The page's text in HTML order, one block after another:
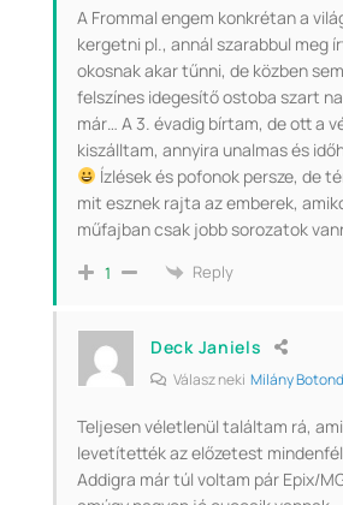
A Frommal engem konkrétan a
kergetni pl., annál szarabbul meg
okosnak akar tűnni, de közben
felszínes idegesítő ostoba szart
már… A 3. évadig bírtam, de ott a
kiszálltam, annyira unalmas és
Ízlések és pofonok persze, de
mit esznek rajta az emberek,
műfajban csak jobb sorozatok
1 Reply
Deck Janiels
Válasz neki Milány Botond
Teljesen véletlenül találtam rá,
levetítették az előzetest
Addigra már túl voltam pár Epix/